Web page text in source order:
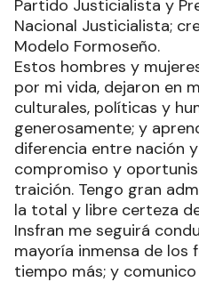
Partido Justicialista y
Nacional Justicialista;
Modelo Formoseño.
Estos hombres y
por mi vida, dejaron en
culturales, políticas y
generosamente; y
diferencia entre nación
compromiso y
traición. Tengo gran
la total y libre certeza
Insfran me seguirá
mayoría inmensa de los
tiempo más; y